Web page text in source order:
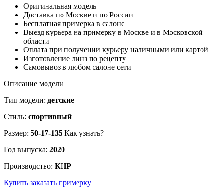
Оригинальная модель
Доставка по Москве и по России
Бесплатная примерка в салоне
Выезд курьера на примерку в Москве и в Московской
области
Оплата при получении курьеру наличными или картой
Изготовление линз по рецепту
Самовывоз в любом салоне сети
Описание модели
Тип модели: детские
Стиль: спортивный
Размер: 50-17-135 Как узнать?
Год выпуска: 2020
Производство: КНР
Купить заказать примерку